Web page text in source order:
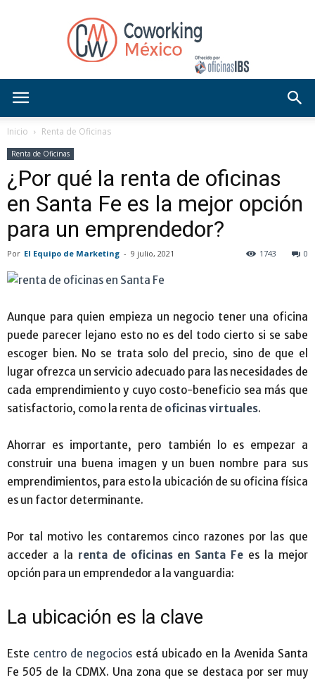
OficinasIBS
Inicio Renta de Oficinas
Renta de Oficinas
¿Por qué la renta de oficinas
en Santa Fe es la mejor opción
para un emprendedor?
Por El Equipo de Marketing - 9 julio, 2021 0
1743
Aunque para quien empieza un negocio tener una oficina
puede parecer lejano esto no es del todo cierto si se sabe
escoger bien. No se trata solo del precio, sino de que el
lugar ofrezca un servicio adecuado para las necesidades de
cada emprendimiento y cuyo costo-beneficio sea más que
satisfactorio, como la renta de oficinas virtuales.
Ahorrar es importante, pero también lo es empezar a
construir una buena imagen y un buen nombre para sus
emprendimientos, para esto la ubicación de su oficina física
es un factor determinante.
Por tal motivo les contaremos cinco razones por las que
acceder a la renta de oficinas en Santa Fe es la mejor
opción para un emprendedor a la vanguardia:
La ubicación es la clave
Este centro de negocios está ubicado en la Avenida Santa
Fe 505 de la CDMX. Una zona que se destaca por ser muy